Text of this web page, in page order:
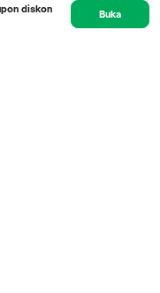
diskon
Buka